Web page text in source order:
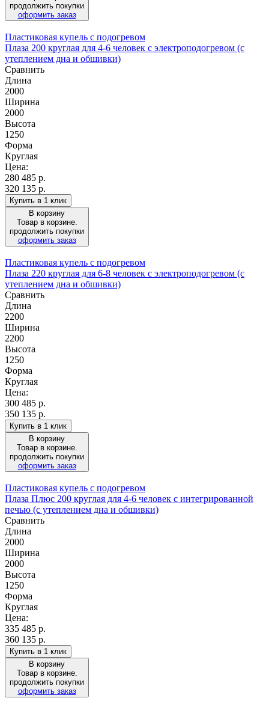
продолжить покупки
оформить заказ
Пластиковая купель с подогревом
Плаза 200 круглая для 4-6 человек с электроподогревом (с
утеплением дна и обшивки)
Сравнить
Длина
2000
Ширина
2000
Высота
1250
Форма
Круглая
Цена:
280 485 р.
320 135 р.
Купить в 1 клик
В корзину
Товар в корзине.
продолжить покупки
оформить заказ
Пластиковая купель с подогревом
Плаза 220 круглая для 6-8 человек с электроподогревом (с
утеплением дна и обшивки)
Сравнить
Длина
2200
Ширина
2200
Высота
1250
Форма
Круглая
Цена:
300 485 р.
350 135 р.
Купить в 1 клик
В корзину
Товар в корзине.
продолжить покупки
оформить заказ
Пластиковая купель с подогревом
Плаза Плюс 200 круглая для 4-6 человек с интегрированной
печью (с утеплением дна и обшивки)
Сравнить
Длина
2000
Ширина
2000
Высота
1250
Форма
Круглая
Цена:
335 485 р.
360 135 р.
Купить в 1 клик
В корзину
Товар в корзине.
продолжить покупки
оформить заказ